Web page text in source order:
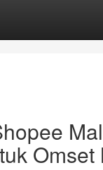
Omset